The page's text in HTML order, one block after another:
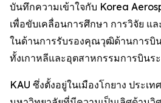
บันทึกความเข้าใจกับ Korea
เพื่อขับเคลื่อนการศึกษา การวิจัย แ
ในด้านการรับรองคุณวุฒิด้านการบิ
ทั้งเกาหลีและอุตสาหกรรมการบินร
KAU ซึ่งตั้งอยู่ในเมืองโกยาง ประเท